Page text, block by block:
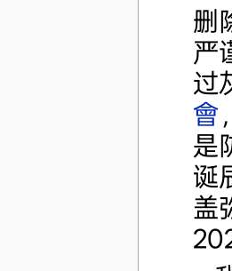
删
严
过
會‎
是
诞
盖